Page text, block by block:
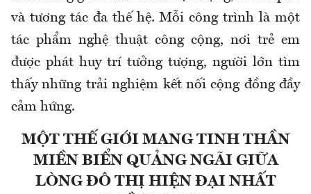
và tương tác đa thế hệ. Mỗi công trình là một
tác phẩm nghệ thuật công cộng, nơi trẻ em
được phát huy trí tưởng tượng, người lớn tìm
thấy những trải nghiệm kết nối cộng đồng đầy
cảm hứng.
MỘT THẾ GIỚI MANG TINH THẦN
MIỀN BIỂN QUẢNG NGÃI GIỮA
LÒNG ĐÔ THỊ HIỆN ĐẠI NHẤT